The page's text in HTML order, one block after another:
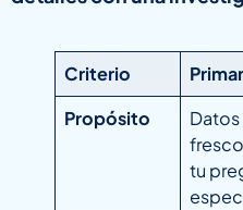
Criterio
Propósito
Datos
tu